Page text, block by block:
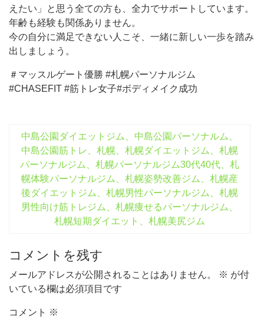
えたい」と思う全ての方も、全力でサポートしています。
年齢も経験も関係ありません。
今の自分に満足できない人こそ、一緒に新しい一歩を踏み
出しましょう。
＃マッスルゲート優勝 #札幌パーソナルジム
#CHASEFIT #筋トレ女子#ボディメイク成功
中島公園ダイエットジム、中島公園パーソナルム、
中島公園筋トレ、札幌、札幌ダイエットジム、札幌
パーソナルジム、札幌パーソナルジム30代40代、札
幌体験パーソナルジム、札幌姿勢改善ジム、札幌産
後ダイエットジム、札幌男性パーソナルジム、札幌
男性向け筋トレジム、札幌痩せるパーソナルジム、
札幌短期ダイエット、札幌美尻ジム
コメントを残す
メールアドレスが公開されることはありません。 ※ が付
いている欄は必須項目です
コメント ※